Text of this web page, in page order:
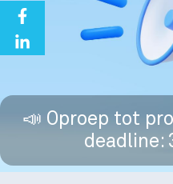
📣 Oproep tot
deadline: